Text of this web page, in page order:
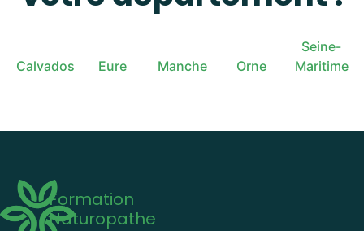
Calvados Eure Manche Orne
Seine-
Maritime
Formation
Naturopathe